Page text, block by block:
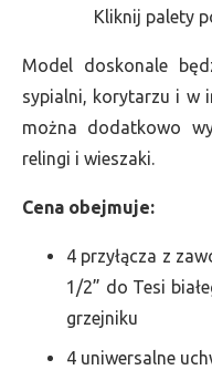
Kliknij palety
Model doskonale
sypialni, korytarzu i w
można dodatkowo
relingi i wieszaki.
Cena obejmuje:
4 przyłącza z
1/2” do Tesi
grzejniku
4 uniwersalne